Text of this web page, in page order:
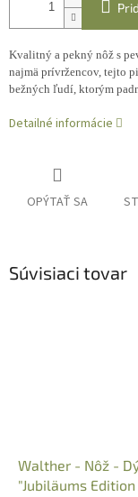
Kvalitný a pekný nôž s
najmä prívržencov, tejto
bežných ľudí, ktorým
Detailné informácie
OPÝTAŤ SA
Súvisiaci tovar
Walther - Nôž -
"Jubiläums Edition